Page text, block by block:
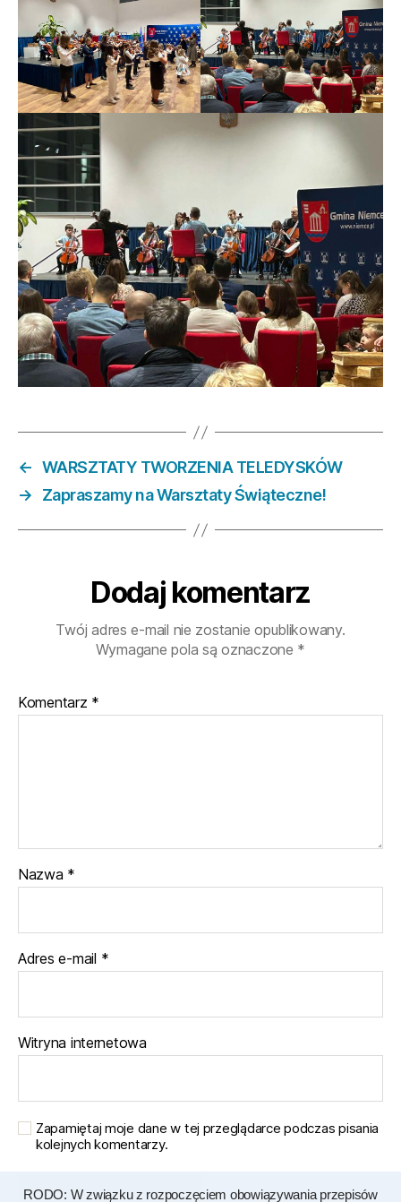
RODO: W związku z rozpoczęciem obowiązywania przepisów
← WARSZTATY TWORZENIA TELEDYSKÓW
→
Zapraszamy na Warsztaty Świąteczne!
Dodaj komentarz
Twój adres e-mail nie zostanie opublikowany.
Wymagane pola są oznaczone *
Komentarz *
Nazwa *
Adres e-mail *
Witryna internetowa
Zapamiętaj moje dane w tej przeglądarce podczas pisania
kolejnych komentarzy.